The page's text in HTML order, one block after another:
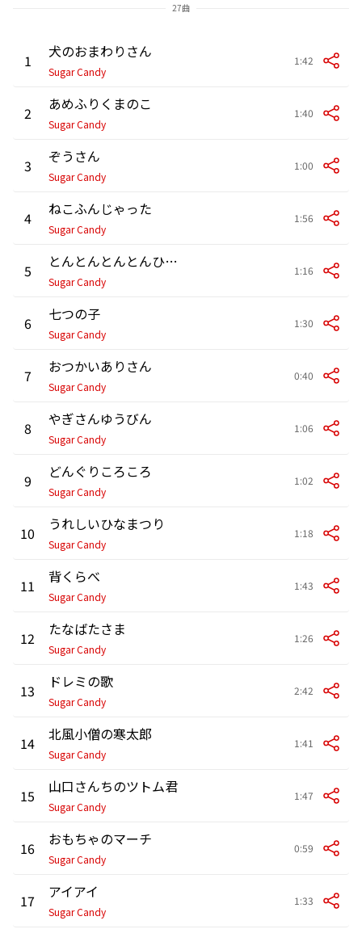
27曲
1 犬のおまわりさん
Sugar Candy
1:42
2 あめふりくまのこ
Sugar Candy
1:40
3 ぞうさん
Sugar Candy
1:00
4 ねこふんじゃった
Sugar Candy
1:56
5 とんとんとんとんひげじいさん
Sugar Candy
1:16
6 七つの子
Sugar Candy
1:30
7 おつかいありさん
Sugar Candy
0:40
8 やぎさんゆうびん
Sugar Candy
1:06
9 どんぐりころころ
Sugar Candy
1:02
10 うれしいひなまつり
Sugar Candy
1:18
11 背くらべ
Sugar Candy
1:43
12 たなばたさま
Sugar Candy
1:26
13 ドレミの歌
Sugar Candy
2:42
14 北風小僧の寒太郎
Sugar Candy
1:41
15 山口さんちのツトム君
Sugar Candy
1:47
16 おもちゃのマーチ
Sugar Candy
0:59
17 アイアイ
Sugar Candy
1:33